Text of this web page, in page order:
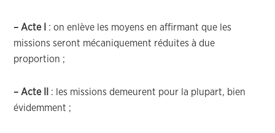
– Acte I
: on enlève les moyens en affirmant que les
missions seront mécaniquement réduites à due
proportion ;
– Acte II : les missions demeurent pour la plupart, bien
évidemment ;